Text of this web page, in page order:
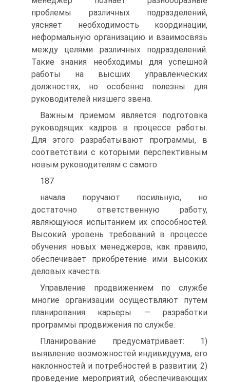
проблемы различных подразделений,
уясняет необходимость координации,
неформальную организацию и взаимосвязь
между целями различных подразделений.
Такие знания необходимы для успешной
работы на высших управленческих
должностях, но особенно полезны для
руководителей низшего звена.
Важным приемом является подготовка
руководящих кадров в процессе работы.
Для этого разрабатывают программы, в
соответствии с которыми перспективным
новым руководителям с самого
187
начала поручают посильную, но
достаточно ответственную работу,
являющуюся испытанием их способностей.
Высокий уровень требований в процессе
обучения новых менеджеров, как правило,
обеспечивает приобретение ими высоких
деловых качеств.
Управление продвижением по службе
многие организации осуществляют путем
планирования карьеры — разработки
программы продвижения по службе.
Планирование предусматривает: 1)
выявление возможностей индивидуума, его
наклонностей и потребностей в развитии; 2)
проведение мероприятий, обеспечивающих